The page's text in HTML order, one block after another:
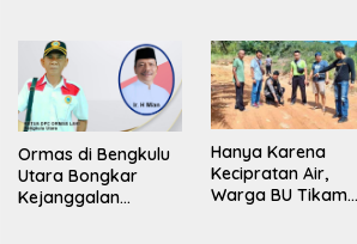
Orang
Bakal Dibongkar
Ormas di Bengkulu
Utara Bongkar
Kejanggalan
Hanya Karena
Kecipratan Air,
Warga BU Tikam